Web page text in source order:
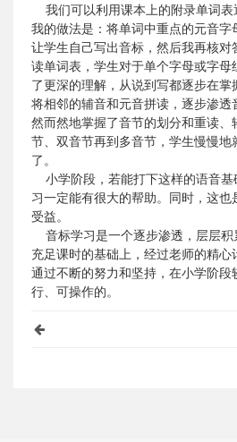
我们可以利用课本上的附录单词表
我的做法是：将单词中重点的元音字
让学生自己写出音标，然后我再核对
读单词表，学生对于单个字母或字母
了更深的理解，从说到写都逐步在
将相邻的辅音和元音拼读，逐步渗透
然而然地掌握了音节的划分和重读、
节、双音节再到多音节，学生慢慢地
了。
小学阶段，若能打下这样的语音基
习一定能有很大的帮助。同时，这
受益。
音标学习是一个逐步渗透，层层积
充足课时的基础上，经过老师的精心
通过不断的努力和坚持，在小学阶段
行、可操作的。